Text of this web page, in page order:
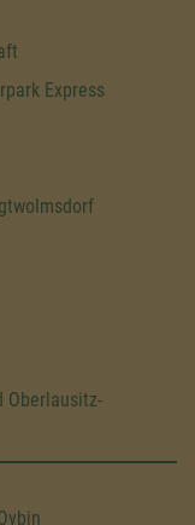
Express
Oberlausitz-